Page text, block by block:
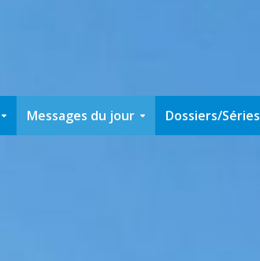
Messages du jour Dossiers/Séries